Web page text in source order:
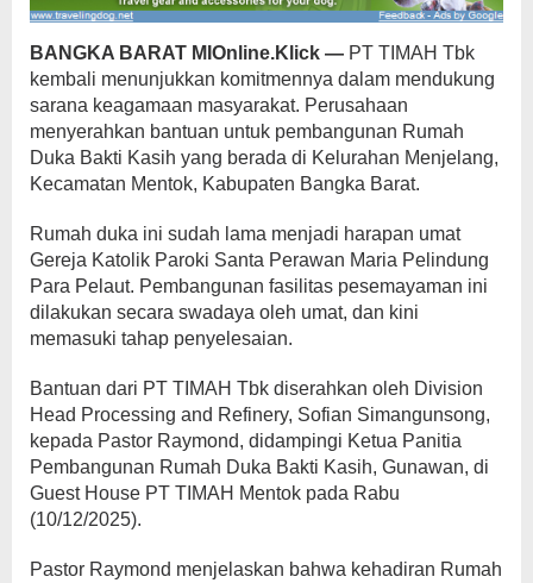
BANGKA BARAT MIOnline.Klick — PT TIMAH Tbk
kembali menunjukkan komitmennya dalam mendukung
sarana keagamaan masyarakat. Perusahaan
menyerahkan bantuan untuk pembangunan Rumah
Duka Bakti Kasih yang berada di Kelurahan Menjelang,
Kecamatan Mentok, Kabupaten Bangka Barat.
Rumah duka ini sudah lama menjadi harapan umat
Gereja Katolik Paroki Santa Perawan Maria Pelindung
Para Pelaut. Pembangunan fasilitas pesemayaman ini
dilakukan secara swadaya oleh umat, dan kini
memasuki tahap penyelesaian.
Bantuan dari PT TIMAH Tbk diserahkan oleh Division
Head Processing and Refinery, Sofian Simangunsong,
kepada Pastor Raymond, didampingi Ketua Panitia
Pembangunan Rumah Duka Bakti Kasih, Gunawan, di
Guest House PT TIMAH Mentok pada Rabu
(10/12/2025).
Pastor Raymond menjelaskan bahwa kehadiran Rumah